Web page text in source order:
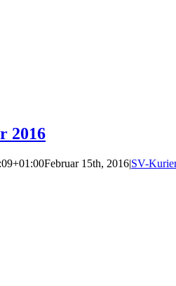
2016
Februar 15th, 2016|SV-